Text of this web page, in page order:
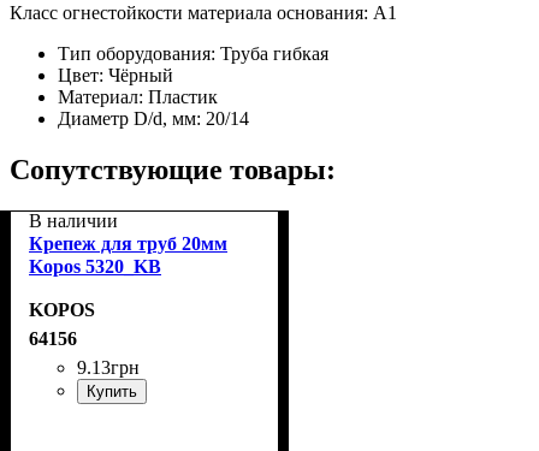
Класс огнестойкости материала основания: A1
Тип оборудования: Труба гибкая
Цвет: Чёрный
Материал: Пластик
Диаметр D/d, мм: 20/14
Сопутствующие товары:
В наличии
Крепеж для труб 20мм
Kopos 5320_KB
KOPOS
64156
9.13грн
Купить